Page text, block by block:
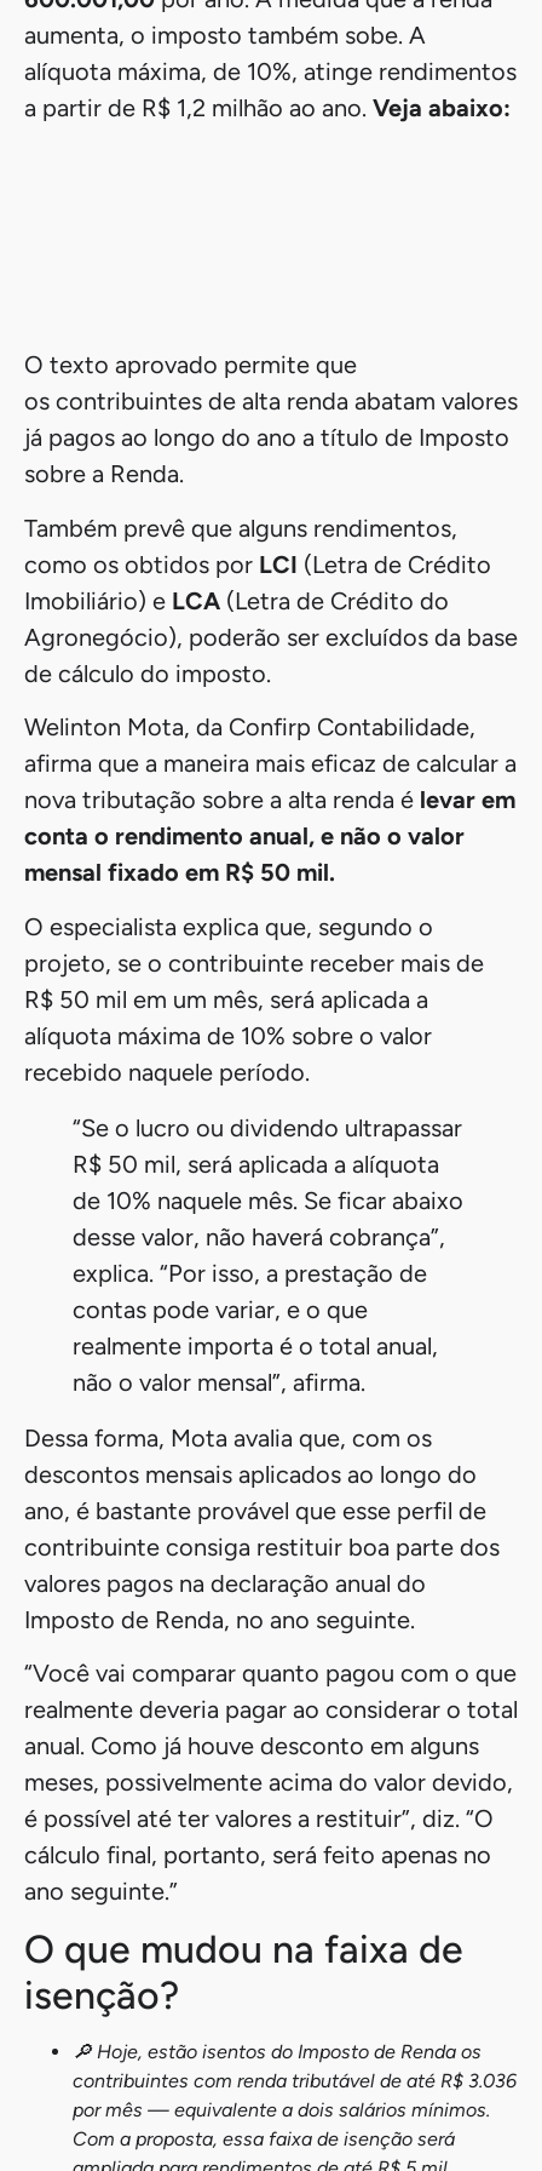
aumenta, o imposto também sobe. A
alíquota máxima, de 10%, atinge rendimentos
a partir de R$ 1,2 milhão ao ano. Veja abaixo:
os contribuintes de alta renda abatam valores
já pagos ao longo do ano a título de Imposto
sobre a Renda.
Também prevê que alguns rendimentos,
Imobiliário) e LCA(Letra de Crédito do
Agronegócio), poderão ser excluídos da base
de cálculo do imposto.
Welinton Mota, da Confirp Contabilidade,
afirma que a maneira mais eficaz de calcular a
nova tributação sobre a alta renda élevar em
conta o rendimento anual, e não o valor
O especialista explica que, segundo o
projeto, se o contribuinte receber mais de
R$ 50 mil em um mês, será aplicada a
alíquota máxima de 10% sobre o valor
recebido naquele período.
“Se o lucro ou dividendo ultrapassar
R$ 50 mil, será aplicada a alíquota
de 10% naquele mês. Se ficar abaixo
desse valor, não haverá cobrança”,
explica. “Por isso, a prestação de
contas pode variar, e o que
realmente importa é o total anual,
Dessa forma, Mota avalia que, com os
descontos mensais aplicados ao longo do
ano, é bastante provável que esse perfil de
contribuinte consiga restituir boa parte dos
valores pagos na declaração anual do
Imposto de Renda, no ano seguinte.